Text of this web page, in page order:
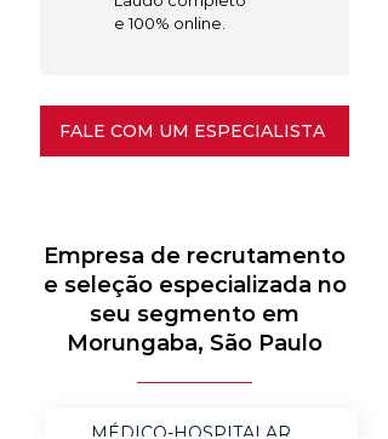
e 100% online.
FALE COM UM ESPECIALISTA
Empresa de recrutamento
e seleção especializada no
seu segmento em
Morungaba, São Paulo
MÉDICO-HOSPITALAR